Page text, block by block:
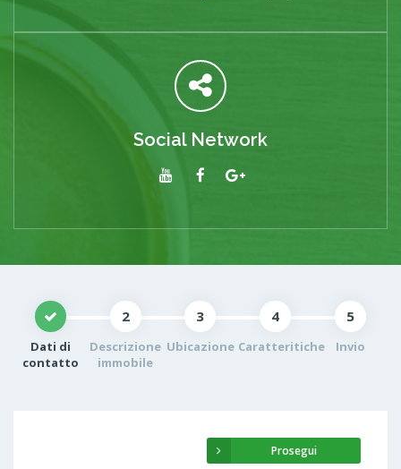
Social Network
Dati di
contatto
2
Descrizione
immobile
3
Ubicazione
4
Caratteritiche
5
Invio
Prosegui